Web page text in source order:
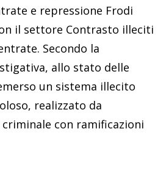
e repressione Frodi
il settore Contrasto illeciti
Secondo la
allo stato delle
un sistema illecito
realizzato da
criminale con ramificazioni